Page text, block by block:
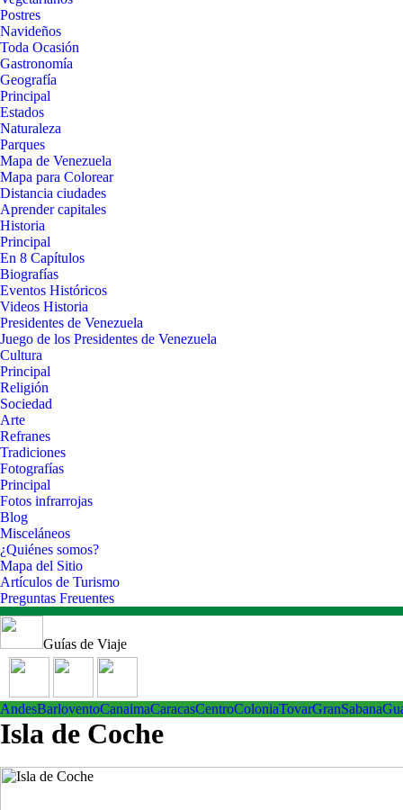
Postres
Navideños
Toda Ocasión
Gastronomía
Geografía
Principal
Estados
Naturaleza
Parques
Mapa de Venezuela
Mapa para Colorear
Distancia ciudades
Aprender capitales
Historia
Principal
En 8 Capítulos
Biografías
Eventos Históricos
Videos Historia
Presidentes de Venezuela
Juego de los Presidentes de Venezuela
Cultura
Principal
Religión
Sociedad
Arte
Refranes
Tradiciones
Fotografías
Principal
Fotos infrarrojas
Blog
Misceláneos
¿Quiénes somos?
Mapa del Sitio
Artículos de Turismo
Preguntas Freuentes
Guías de Viaje
AndesBarloventoCanaimaCaracasCentroColoniaTovarGranSabana
Isla de Coche